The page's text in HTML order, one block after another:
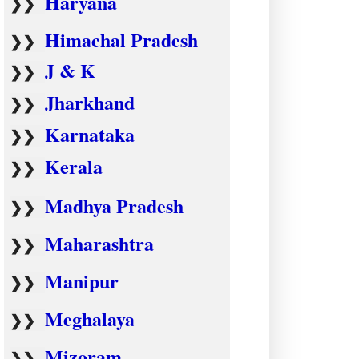
❯❯Himachal Pradesh
❯❯J & K
❯❯Jharkhand
❯❯Karnataka
❯❯Kerala
❯❯Madhya Pradesh
❯❯Maharashtra
❯❯Manipur
❯❯Meghalaya